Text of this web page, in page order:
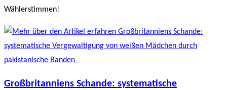
Wählerstimmen!
Großbritanniens Schande: systematische